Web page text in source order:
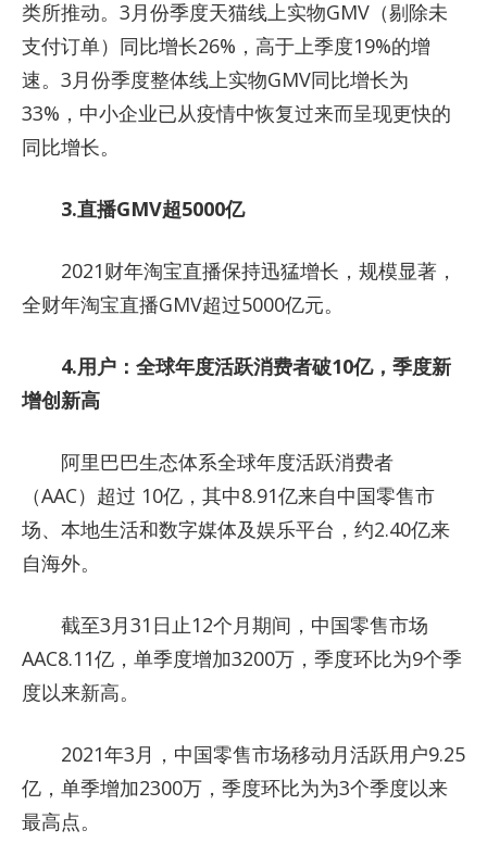
类所推动。3月份季度天猫线上实物GMV（剔除未
支付订单）同比增长26%，高于上季度19%的增
速。3月份季度整体线上实物GMV同比增长为
33%，中小企业已从疫情中恢复过来而呈现更快的
同比增长。
3.直播GMV超5000亿
2021财年淘宝直播保持迅猛增长，规模显著，
全财年淘宝直播GMV超过5000亿元。
4.用户：全球年度活跃消费者破10亿，季度新
增创新高
阿里巴巴生态体系全球年度活跃消费者
（AAC）超过 10亿，其中8.91亿来自中国零售市
场、本地生活和数字媒体及娱乐平台，约2.40亿来
自海外。
截至3月31日止12个月期间，中国零售市场
AAC8.11亿，单季度增加3200万，季度环比为9个季
度以来新高。
2021年3月，中国零售市场移动月活跃用户9.25
亿，单季增加2300万，季度环比为为3个季度以来
最高点。